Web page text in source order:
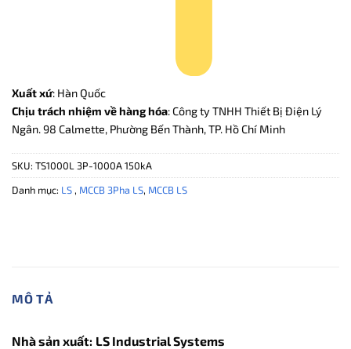
Xuất xứ: Hàn Quốc
Chịu trách nhiệm về hàng hóa: Công ty TNHH Thiết Bị Điện Lý
Ngân. 98 Calmette, Phường Bến Thành, TP. Hồ Chí Minh
SKU: TS1000L 3P-1000A 150kA
Danh mục: LS , MCCB 3Pha LS, MCCB LS
MÔ TẢ
Nhà sản xuất: LS Industrial Systems